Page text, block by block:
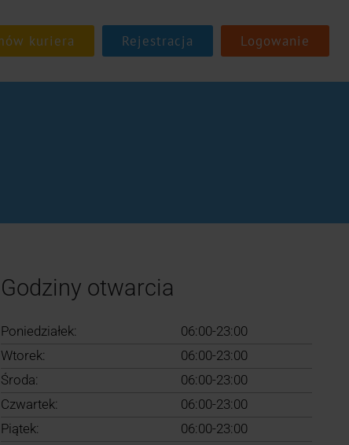
Rejestracja Logowanie
Godziny otwarcia
Poniedziałek:
06:00-23:00
Wtorek:
06:00-23:00
Środa:
06:00-23:00
Czwartek:
06:00-23:00
Piątek:
06:00-23:00